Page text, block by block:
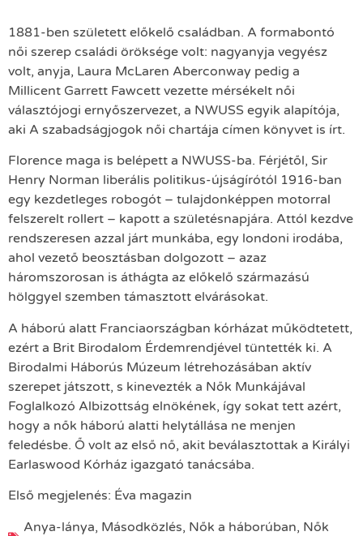
1881-ben született előkelő családban. A formabontó
női szerep családi öröksége volt: nagyanyja vegyész
volt, anyja, Laura McLaren Aberconway pedig a
Millicent Garrett Fawcett vezette mérsékelt női
választójogi ernyőszervezet, a NWUSS egyik alapítója,
aki A szabadságjogok női chartája címen könyvet is írt.
Florence maga is belépett a NWUSS-ba. Férjétől, Sir
Henry Norman liberális politikus-újságírótól 1916-ban
egy kezdetleges robogót – tulajdonképpen motorral
felszerelt rollert – kapott a születésnapjára. Attól kezdve
rendszeresen azzal járt munkába, egy londoni irodába,
ahol vezető beosztásban dolgozott – azaz
háromszorosan is áthágta az előkelő származású
hölggyel szemben támasztott elvárásokat.
A háború alatt Franciaországban kórházat működtetett,
ezért a Brit Birodalom Érdemrendjével tüntették ki. A
Birodalmi Háborús Múzeum létrehozásában aktív
szerepet játszott, s kinevezték a Nők Munkájával
Foglalkozó Albizottság elnökének, így sokat tett azért,
hogy a nők háború alatti helytállása ne menjen
feledésbe. Ő volt az első nő, akit beválasztottak a Királyi
Earlaswood Kórház igazgató tanácsába.
Első megjelenés: Éva magazin
Anya-lánya, Másodközlés, Nők a háborúban, Nők